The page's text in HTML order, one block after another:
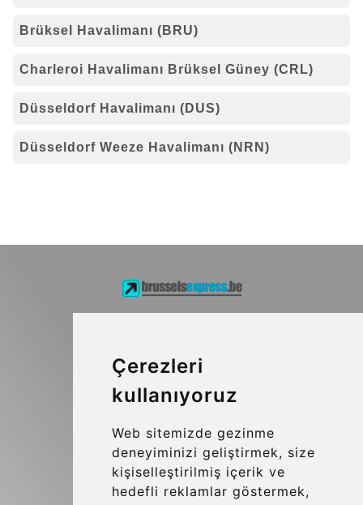
Çerezleri
kullanıyoruz
Web sitemizde gezinme
deneyiminizi geliştirmek, size
kişiselleştirilmiş içerik ve
hedefli reklamlar göstermek,
Brüksel Havalimanı (BRU)
Charleroi Havalimanı Brüksel Güney (CRL)
Düsseldorf Havalimanı (DUS)
Düsseldorf Weeze Havalimanı (NRN)
Office 1, 91 Market Street
Hoylake, CH47 5AA, UK
© 2026 Kraken Travel Ltd.
More